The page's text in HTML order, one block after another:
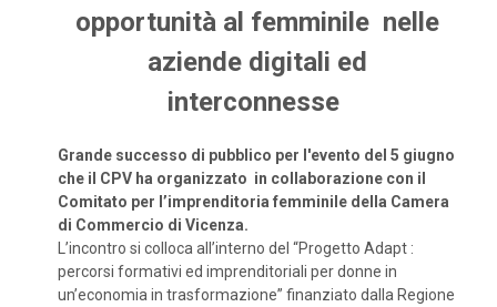
opportunità al femminile nelle
aziende digitali ed
interconnesse
Grande successo di pubblico per l'evento del 5 giugno
che il CPV ha organizzato in collaborazione con il
Comitato per l’imprenditoria femminile della Camera
di Commercio di Vicenza.
L’incontro si colloca all’interno del “Progetto Adapt :
percorsi formativi ed imprenditoriali per donne in
un’economia in trasformazione” finanziato dalla Regione